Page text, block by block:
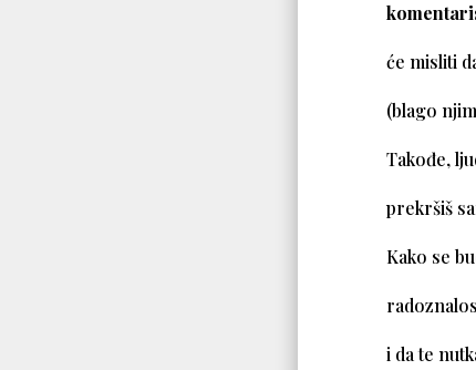
će misliti
(blago
Takođe,
prekršiš
Kako se
i da te